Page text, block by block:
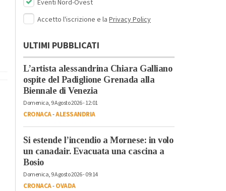
Eventi Nord-Ovest
Accetto l'iscrizione e la Privacy Policy
ULTIMI PUBBLICATI
L’artista alessandrina Chiara Galliano
ospite del Padiglione Grenada alla
Biennale di Venezia
Domenica, 9 Agosto 2026 - 12:01
CRONACA-ALESSANDRIA
Si estende l’incendio a Mornese: in volo
un canadair. Evacuata una cascina a
Bosio
Domenica, 9 Agosto 2026 - 09:14
CRONACA-OVADA